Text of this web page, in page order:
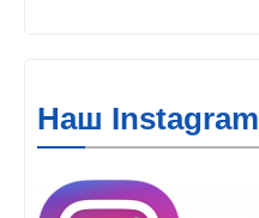
Наш Instagram